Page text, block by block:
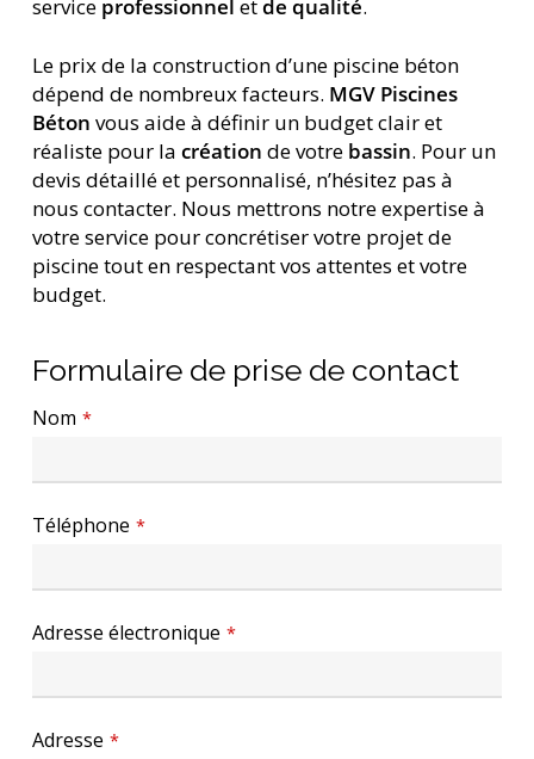
service professionnel etde qualité.
Le prix de la construction d’une piscine béton
dépend de nombreux facteurs. MGV Piscines
Béton vous aide à définir un budget clair et
réaliste pour la création de votre bassin. Pour un
devis détaillé et personnalisé, n’hésitez pas à
nous contacter. Nous mettrons notre expertise à
votre service pour concrétiser votre projet de
piscine tout en respectant vos attentes et votre
budget.
Formulaire de prise de contact
Nom *
Téléphone *
Adresse électronique *
Adresse *